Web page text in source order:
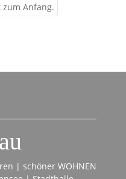
| schöner WOHNEN